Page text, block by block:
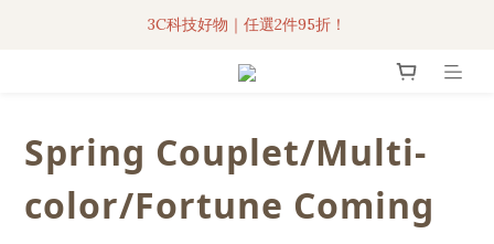
3C科技好物｜任選2件95折！
3C科技好物｜任選2件95折！
聯名iPhone手機殼現貨4折起🔥
3C科技好物｜任選2件95折！
Spring Couplet/Multi-
color/Fortune Coming